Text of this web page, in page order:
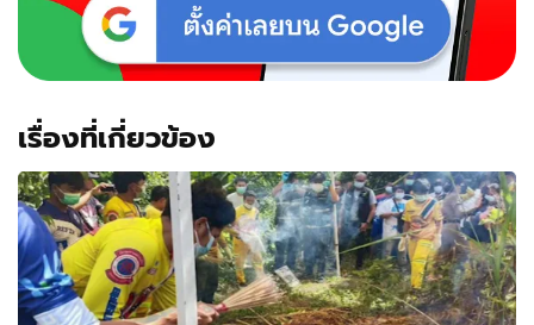
เรื่องที่เกี่ยวข้อง